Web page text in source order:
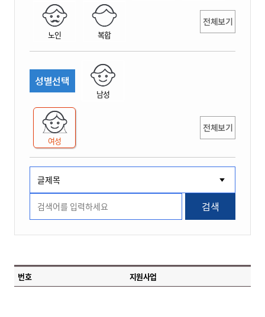
노인 복합
전체보기
성별선택
남성
여성
전체보기
검색
번호 지원사업